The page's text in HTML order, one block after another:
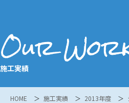
Our
施工実績
HOME 施工実績 2013年度